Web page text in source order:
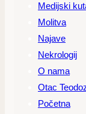
Medijski
Molitva
Najave
Nekrologij
O nama
Otac
Početna